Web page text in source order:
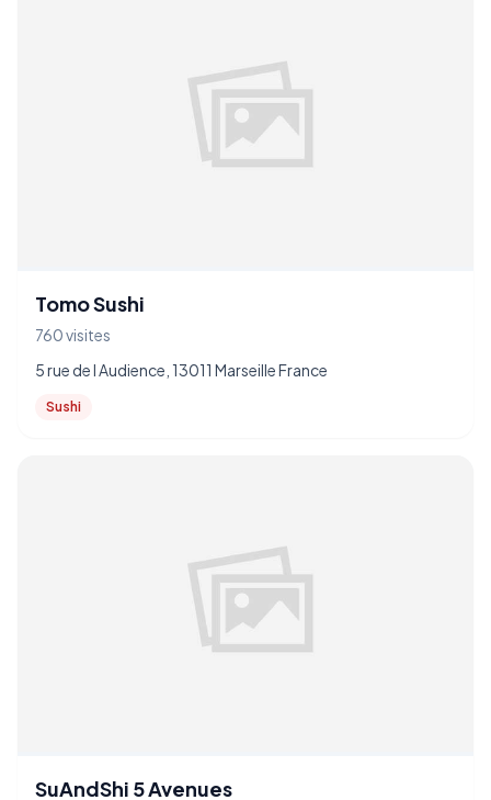
Tomo Sushi
760 visites
5 rue de l Audience, 13011 Marseille France
Sushi
SuAndShi 5 Avenues